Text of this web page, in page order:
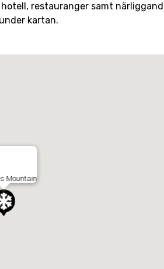
restauranger samt
kartan.
Mountain